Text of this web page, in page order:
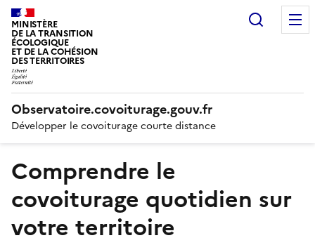
MINISTÈRE
DE LA TRANSITION
ÉCOLOGIQUE
ET DE LA COHÉSION
DES TERRITOIRES
Observatoire.covoiturage.gouv.fr
Développer le covoiturage courte distance
Comprendre le
covoiturage quotidien sur
votre territoire